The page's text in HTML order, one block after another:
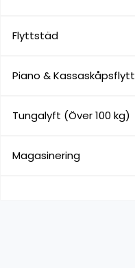
Flyttstäd
Piano & Kassaskåpsflytt
Tungalyft (Över 100 kg)
Magasinering